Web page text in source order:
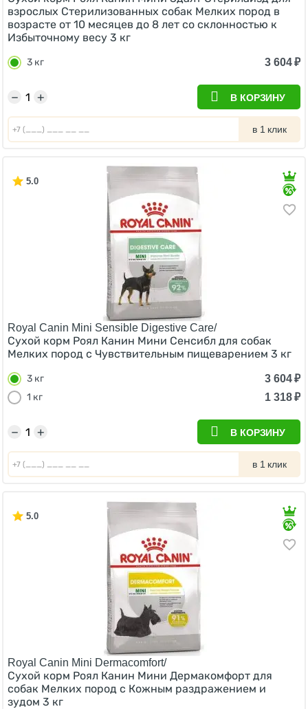
взрослых Стерилизованных собак Мелких пород в
возрасте от 10 месяцев до 8 лет со склонностью к
Избыточному весу 3 кг
3 кг 3 604₽
+
− В КОРЗИНУ
в 1 клик
5.0
Royal Canin Mini Sensible Digestive Care/
Сухой корм Роял Канин Мини Сенсибл для собак
Мелких пород с Чувствительным пищеварением 3 кг
3 кг 3 604₽
1 кг
1 318₽
+
− В КОРЗИНУ
в 1 клик
5.0
Royal Canin Mini Dermacomfort/
Сухой корм Роял Канин Мини Дермакомфорт для
собак Мелких пород с Кожным раздражением и
зудом 3 кг